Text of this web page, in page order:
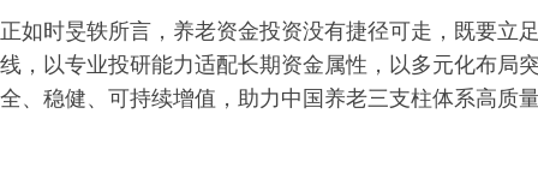
正如时旻轶所言，养老资金投资没有捷径可走，既要立
线，以专业投研能力适配长期资金属性，以多元化布局
全、稳健、可持续增值，助力中国养老三支柱体系高质